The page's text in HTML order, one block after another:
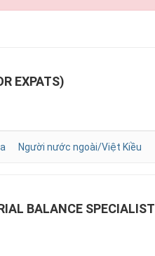
EXPATS)
Người nước ngoài/Việt Kiều
BALANCE SPECIALIST